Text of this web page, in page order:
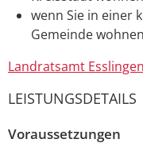
wenn Sie in einer
Gemeinde
Landratsamt Esslingen
LEISTUNGSDETAILS
Voraussetzungen